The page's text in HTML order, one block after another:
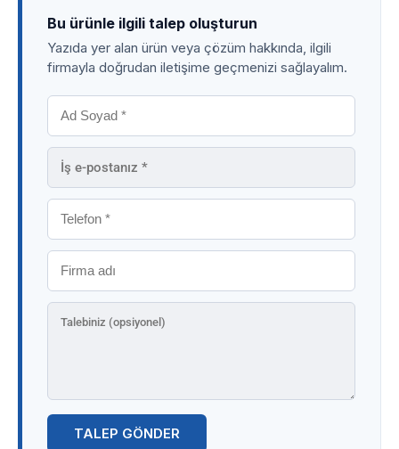
Bu ürünle ilgili talep oluşturun
Yazıda yer alan ürün veya çözüm hakkında, ilgili
firmayla doğrudan iletişime geçmenizi sağlayalım.
TALEP GÖNDER